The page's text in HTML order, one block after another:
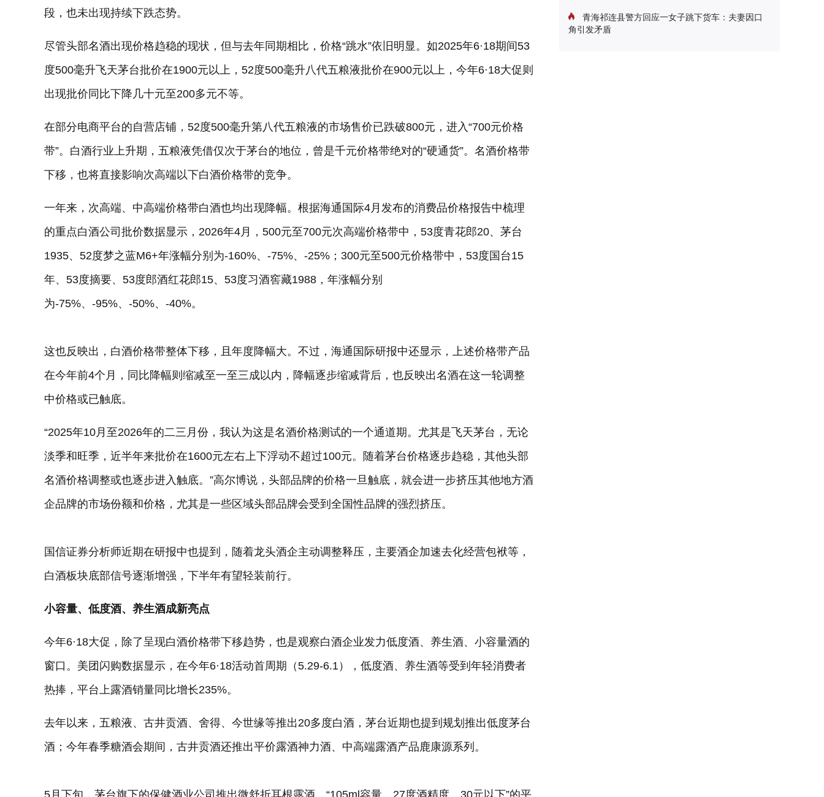
段，也未出现持续下跌态势。
尽管头部名酒出现价格趋稳的现状，但与去年同期相比，价格“跳水”依旧明显。如2025年6·18期间53
度500毫升飞天茅台批价在1900元以上，52度500毫升八代五粮液批价在900元以上，今年6·18大促则
出现批价同比下降几十元至200多元不等。
在部分电商平台的自营店铺，52度500毫升第八代五粮液的市场售价已跌破800元，进入“700元价格
带”。白酒行业上升期，五粮液凭借仅次于茅台的地位，曾是千元价格带绝对的“硬通货”。名酒价格带
下移，也将直接影响次高端以下白酒价格带的竞争。
一年来，次高端、中高端价格带白酒也均出现降幅。根据海通国际4月发布的消费品价格报告中梳理
的重点白酒公司批价数据显示，2026年4月，500元至700元次高端价格带中，53度青花郎20、茅台
1935、52度梦之蓝M6+年涨幅分别为-160%、-75%、-25%；300元至500元价格带中，53度国台15
年、53度摘要、53度郎酒红花郎15、53度习酒窖藏1988，年涨幅分别
为-75%、-95%、-50%、-40%。
这也反映出，白酒价格带整体下移，且年度降幅大。不过，海通国际研报中还显示，上述价格带产品
在今年前4个月，同比降幅则缩减至一至三成以内，降幅逐步缩减背后，也反映出名酒在这一轮调整
中价格或已触底。
“2025年10月至2026年的二三月份，我认为这是名酒价格测试的一个通道期。尤其是飞天茅台，无论
淡季和旺季，近半年来批价在1600元左右上下浮动不超过100元。随着茅台价格逐步趋稳，其他头部
名酒价格调整或也逐步进入触底。”高尔博说，头部品牌的价格一旦触底，就会进一步挤压其他地方酒
企品牌的市场份额和价格，尤其是一些区域头部品牌会受到全国性品牌的强烈挤压。
国信证券分析师近期在研报中也提到，随着龙头酒企主动调整释压，主要酒企加速去化经营包袱等，
白酒板块底部信号逐渐增强，下半年有望轻装前行。
小容量、低度酒、养生酒成新亮点
今年6·18大促，除了呈现白酒价格带下移趋势，也是观察白酒企业发力低度酒、养生酒、小容量酒的
窗口。美团闪购数据显示，在今年6·18活动首周期（5.29-6.1），低度酒、养生酒等受到年轻消费者
热捧，平台上露酒销量同比增长235%。
去年以来，五粮液、古井贡酒、舍得、今世缘等推出20多度白酒，茅台近期也提到规划推出低度茅台
酒；今年春季糖酒会期间，古井贡酒还推出平价露酒神力酒、中高端露酒产品鹿康源系列。
5月下旬，茅台旗下的保健酒业公司推出微舒折耳根露酒。“105ml容量、27度酒精度、30元以下”的平
青海祁连县警方回应一女子跳下货车：夫妻因口
角引发矛盾